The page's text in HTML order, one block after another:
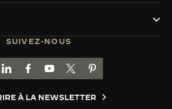
SUIVEZ-NOUS
À LA PAGE INSTAGRAM DE
ACCÉDER À LA PAGE LINKEDIN DE
ALLER SUR LA PAGE JAEGER-
ACCÉDER À LA PAGE
ALLER SUR LA PAGE
ALLER SUR LA
À LA NEWSLETTER